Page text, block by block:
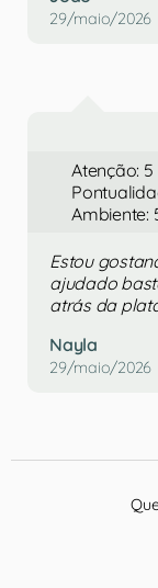
29/maio/2026
Atenção: 5
Ambiente:
Estou
ajudado
atrás da
Nayla
29/maio/2026